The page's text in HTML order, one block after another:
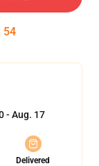
54
- Aug. 17
Delivered